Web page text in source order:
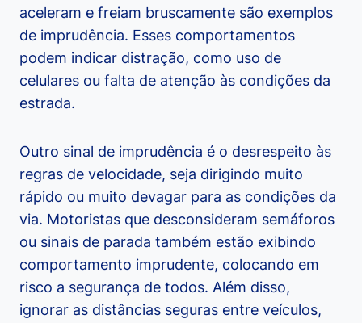
aceleram e freiam bruscamente são exemplos
de imprudência. Esses comportamentos
podem indicar distração, como uso de
celulares ou falta de atenção às condições da
estrada.
Outro sinal de imprudência é o desrespeito às
regras de velocidade, seja dirigindo muito
rápido ou muito devagar para as condições da
via. Motoristas que desconsideram semáforos
ou sinais de parada também estão exibindo
comportamento imprudente, colocando em
risco a segurança de todos. Além disso,
ignorar as distâncias seguras entre veículos,